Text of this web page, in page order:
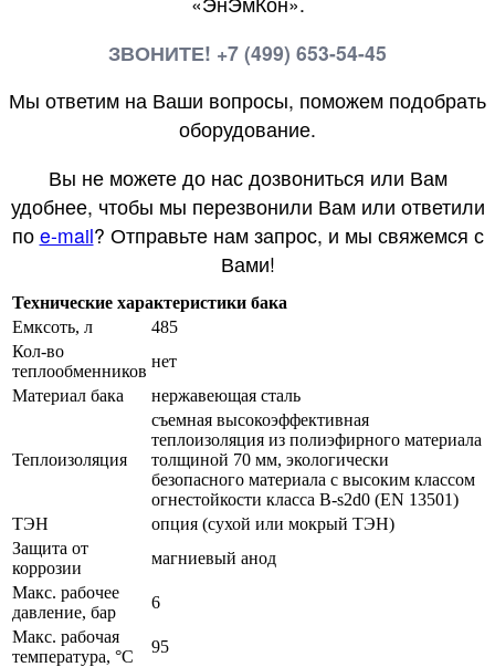
ЗВОНИТЕ! +7 (499) 653-54-45
Мы ответим на Ваши вопросы, поможем подобрать
оборудование.
Вы не можете до нас дозвониться или Вам
удобнее, чтобы мы перезвонили Вам или ответили
по e-mail? Отправьте нам запрос, и мы свяжемся с
Вами!
Технические характеристики бака
Емксоть, л
485
Кол-во
теплообменников
нет
Материал бака
нержавеющая сталь
Теплоизоляция
съемная высокоэффективная
теплоизоляция из полиэфирного материала
толщиной 70 мм, экологически
безопасного материала с высоким классом
огнестойкости класса B-s2d0 (EN 13501)
ТЭН
опция (сухой или мокрый ТЭН)
Защита от
коррозии
магниевый анод
Макс. рабочее
давление, бар
6
Макс. рабочая
температура, °C
95